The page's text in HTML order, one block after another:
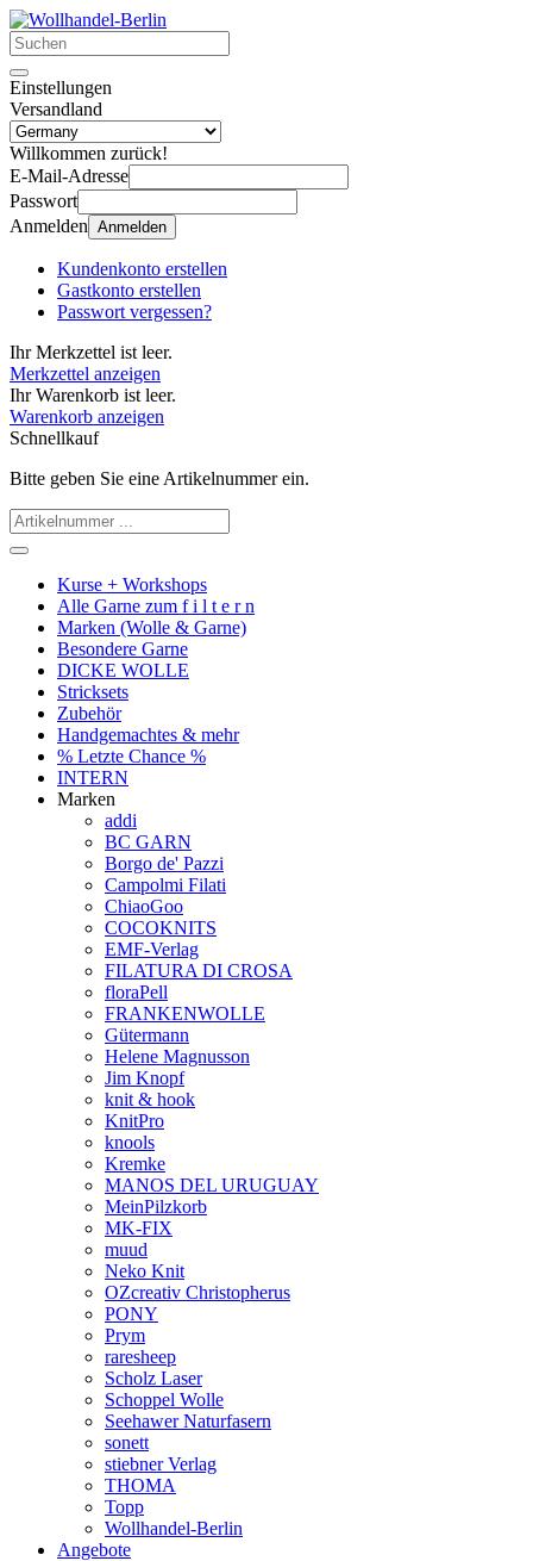
Einstellungen
Versandland
Willkommen zurück!
E-Mail-Adresse
Passwort
Anmelden Anmelden
Kundenkonto erstellen
Gastkonto erstellen
Passwort vergessen?
Ihr Merkzettel ist leer.
Merkzettel anzeigen
Ihr Warenkorb ist leer.
Warenkorb anzeigen
Schnellkauf
Bitte geben Sie eine Artikelnummer ein.
Kurse + Workshops
Alle Garne zum f i l t e r n
Marken (Wolle & Garne)
Besondere Garne
DICKE WOLLE
Stricksets
Zubehör
Handgemachtes & mehr
% Letzte Chance %
INTERN
Marken
addi
BC GARN
Borgo de' Pazzi
Campolmi Filati
ChiaoGoo
COCOKNITS
EMF-Verlag
FILATURA DI CROSA
floraPell
FRANKENWOLLE
Gütermann
Helene Magnusson
Jim Knopf
knit & hook
KnitPro
knools
Kremke
MANOS DEL URUGUAY
MeinPilzkorb
MK-FIX
muud
Neko Knit
OZcreativ Christopherus
PONY
Prym
raresheep
Scholz Laser
Schoppel Wolle
Seehawer Naturfasern
sonett
stiebner Verlag
THOMA
Topp
Wollhandel-Berlin
Angebote